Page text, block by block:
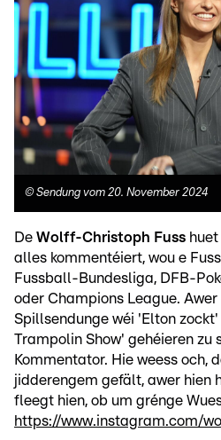
© Sendung vom 20. November 2024
De Wolff-Christoph Fuss
alles kommentéiert, wou e
Fussball-Bundesliga, DFB-
oder Champions League.
Spillsendunge wéi 'Elton
Trampolin Show' gehéieren zu
Kommentator. Hie weess och,
jidderengem gefält, awer hien
fleegt hien, ob um grénge
https://www.instagram.com/